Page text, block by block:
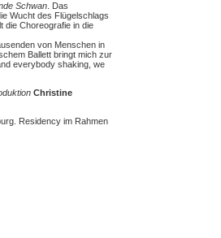
Schwan . Das
Wucht des Flügelschlags
die Choreografie in die
von Menschen in
Ballett bringt mich zur
everybody shaking, we
Christine
Residency im Rahmen